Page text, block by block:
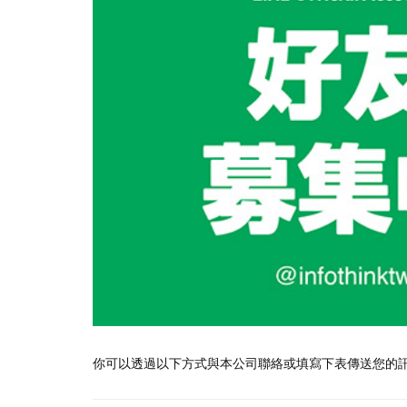
你可以透過以下方式與本公司聯絡或填寫下表傳送您的